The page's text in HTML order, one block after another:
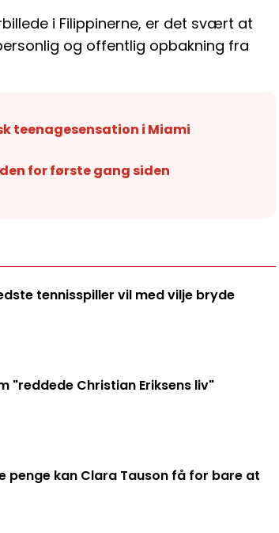
i Filippinerne, er det svært at
og offentlig opbakning fra
teenagesensation i Miami
for første gang siden
tennisspiller vil med vilje bryde
"reddede Christian Eriksens liv"
penge kan Clara Tauson få for bare at